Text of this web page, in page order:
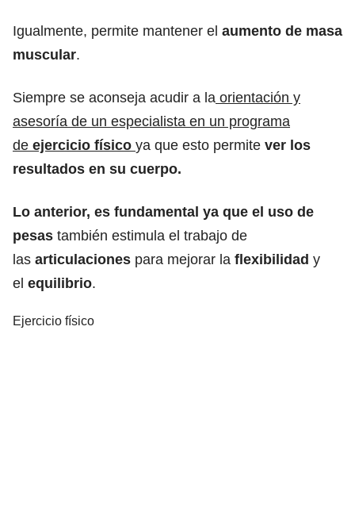
Igualmente, permite mantener el aumento de masa
muscular.
Siempre se aconseja acudir a la orientación y
asesoría de un especialista en un programa
de ejercicio físico ya que esto permite ver los
resultados en su cuerpo.
Lo anterior, es fundamental ya que el uso de
pesas también estimula el trabajo de
las articulaciones para mejorar la flexibilidad y
el equilibrio.
Ejercicio físico